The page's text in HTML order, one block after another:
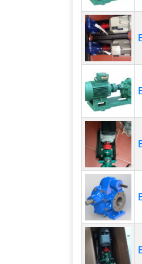
để chuyển
Sản xuất đồ
phẩm đóng
sản phẩm
Chế biến
phẩm, ví
khác.
Lựa chọn
sản phẩm
sinh và tiêu